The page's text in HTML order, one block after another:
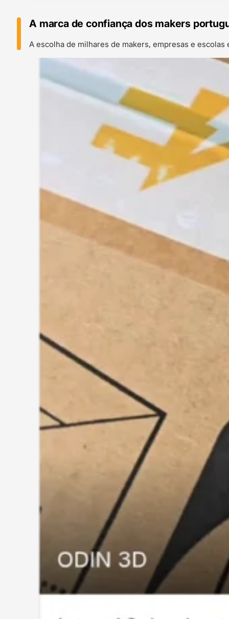
A marca de confiança dos makers
A escolha de milhares de makers, empresas e escolas